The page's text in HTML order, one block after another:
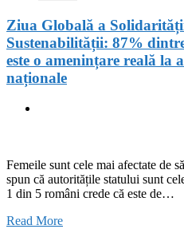
Ziua Globală a
Sustenabilității: 87%
este o amenințare reală la
naționale
Femeile sunt cele mai afectate de
spun că autoritățile statului sunt
1 din 5 români crede că este de…
Read More